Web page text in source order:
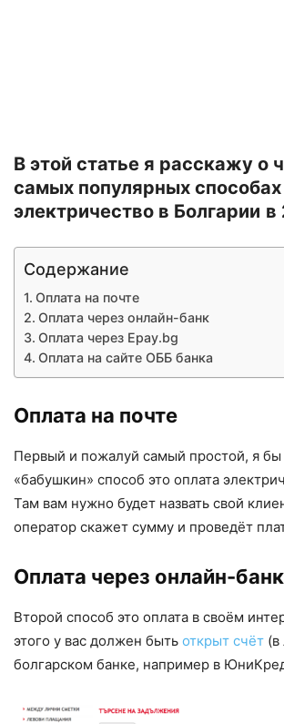
В этой статье я расскажу о
самых популярных
электричество в Болгарии в
Содержание
Оплата на почте
Оплата через онлайн-банк
Оплата через Epay.bg
Оплата на сайте OББ банка
Оплата на почте
Первый и пожалуй самый простой, я бы
«бабушкин» способ это оплата
Там вам нужно будет назвать свой
оператор скажет сумму и проведёт
Оплата через онлайн-банк
Второй способ это оплата в своём
этого у вас должен быть открыт счёт
болгарском банке, например в